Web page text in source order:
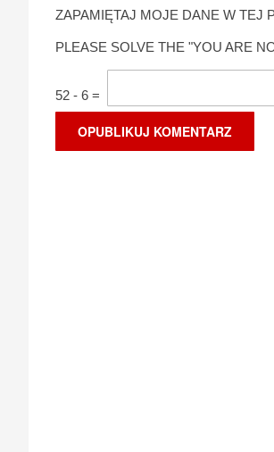
ZAPAMIĘTAJ MOJE DANE W TEJ
PLEASE SOLVE THE "YOU ARE
52 - 6 =